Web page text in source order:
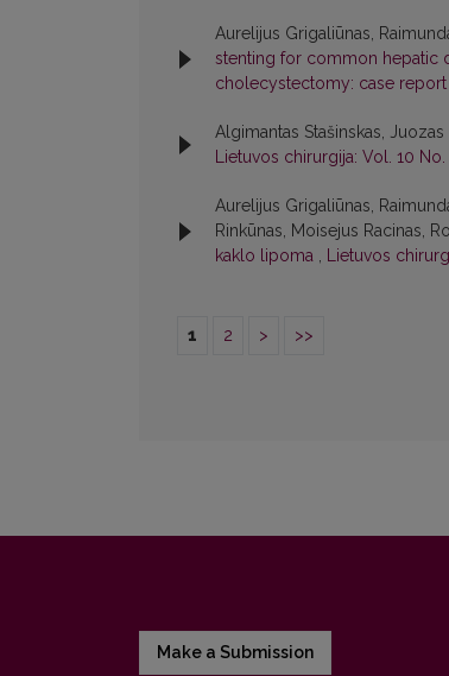
Aurelijus Grigaliūnas,
stenting for common hepatic
cholecystectomy: case report
Algimantas Stašinskas, Juozas
Lietuvos chirurgija: Vol. 10
Aurelijus Grigaliūnas,
Rinkūnas, Moisejus Racinas,
kaklo lipoma , Lietuvos
1 2 > >>
Make a Submission